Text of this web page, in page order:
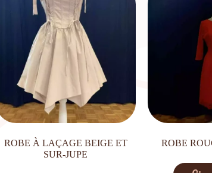
ROBE À LAÇAGE BEIGE ET
SUR-JUPE
ROBE